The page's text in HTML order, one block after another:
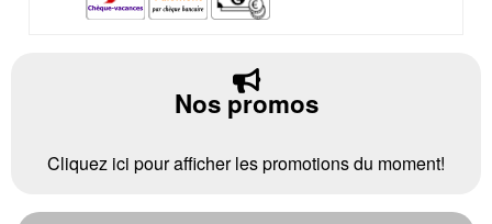
Nos promos
Cliquez ici pour afficher les promotions du moment!